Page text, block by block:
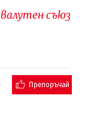
съюз
Препоръчай